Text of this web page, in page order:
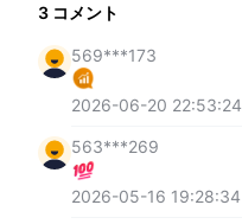
3 コメント
569***173
2026-06-20 22:53:24
563***269
2026-05-16 19:28:34